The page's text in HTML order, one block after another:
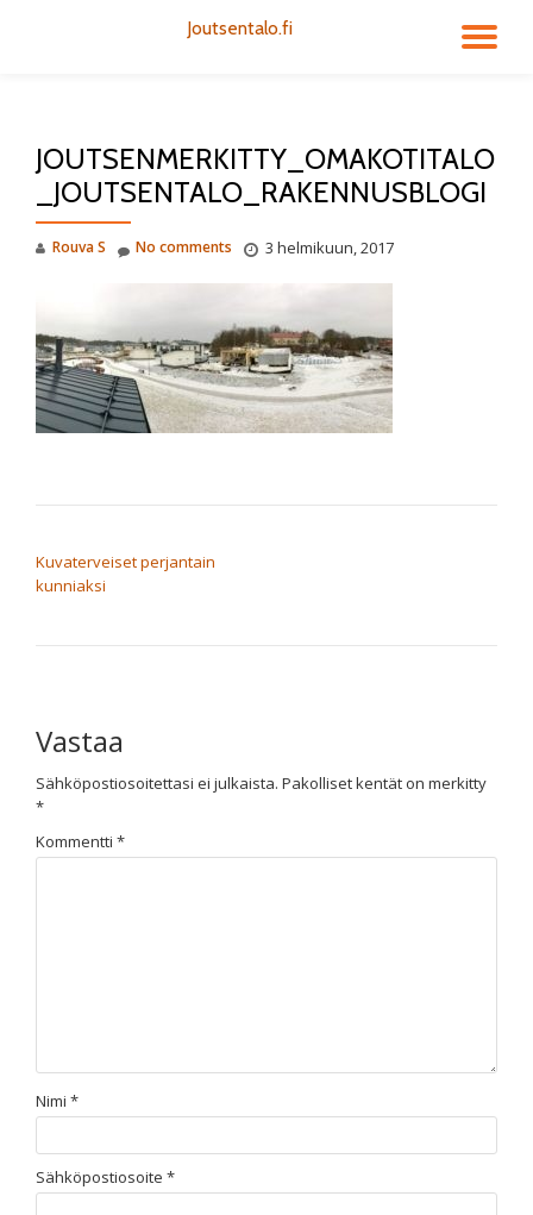
Joutsentalo.fi
JOUTSENMERKITTY_OMAKOTITALO
_JOUTSENTALO_RAKENNUSBLOGI
Rouva S 3 helmikuun, 2017
No comments
Kuvaterveiset perjantain
kunniaksi
Vastaa
Sähköpostiosoitettasi ei julkaista. Pakolliset kentät on merkitty
*
Kommentti *
Nimi *
Sähköpostiosoite *